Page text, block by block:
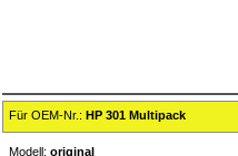
Für OEM-Nr.: HP 301 Multipack
Modell: original